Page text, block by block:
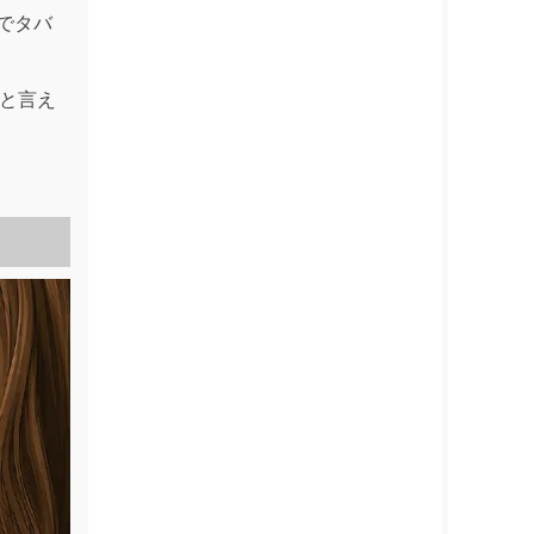
タバ
言え